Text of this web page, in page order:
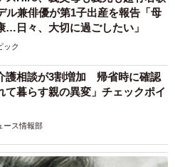
ル兼俳優が第1子出産を報告「母
…日々、大切に過ごしたい」
ック
護相談が3割増加 帰省時に確認
て暮らす親の異変」チェックポイ
ース情報部